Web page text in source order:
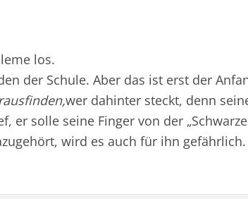
los.
der Schule. Aber das ist erst der
wer dahinter steckt, denn
er solle seine Finger von der
wird es auch für ihn gefährlich.